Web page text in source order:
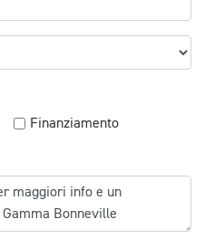
Finanziamento